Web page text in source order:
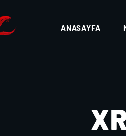
ANASAYFA